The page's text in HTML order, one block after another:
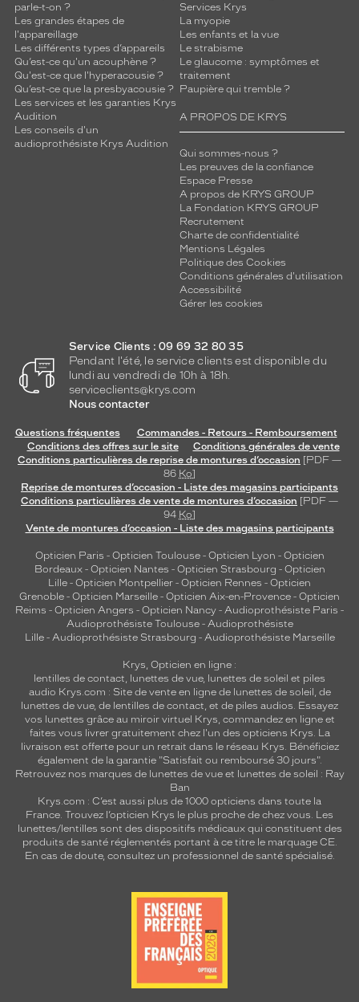
parle-t-on ?
Les grandes étapes de
l'appareillage
Les différents types d’appareils
Qu’est-ce qu'un acouphène ?
Qu'est-ce que l'hyperacousie ?
Qu’est-ce que la presbyacousie ?
Les services et les garanties Krys
Audition
Les conseils d'un
audioprothésiste Krys Audition
Services Krys
La myopie
Les enfants et la vue
Le strabisme
Le glaucome : symptômes et
traitement
Paupière qui tremble ?
A PROPOS DE KRYS
Qui sommes-nous ?
Les preuves de la confiance
Espace Presse
A propos de KRYS GROUP
La Fondation KRYS GROUP
Recrutement
Charte de confidentialité
Mentions Légales
Politique des Cookies
Conditions générales d'utilisation
Accessibilité
Gérer les cookies
Service Clients : 09 69 32 80 35
Pendant l'été, le service clients est disponible du
lundi au vendredi de 10h à 18h.
serviceclients@krys.com
Nous contacter
Questions fréquentes
Commandes - Retours - Remboursement
Conditions des offres sur le site
Conditions générales de vente
Conditions particulières de reprise de montures d’occasion [PDF —
86 Ko]
Reprise de montures d’occasion - Liste des magasins participants
Conditions particulières de vente de montures d’occasion [PDF —
94 Ko]
Vente de montures d’occasion - Liste des magasins participants
Opticien Paris - Opticien Toulouse- Opticien Lyon - Opticien
Bordeaux- Opticien Nantes - Opticien Strasbourg - Opticien
Lille - Opticien Montpellier - Opticien Rennes - Opticien
Grenoble - Opticien Marseille - Opticien Aix-en-Provence - Opticien
Reims - Opticien Angers - Opticien Nancy - Audioprothésiste Paris -
Audioprothésiste Toulouse- Audioprothésiste
Lille- Audioprothésiste Strasbourg - Audioprothésiste Marseille
Krys, Opticien en ligne :
lentilles de contact, lunettes de vue, lunettes de soleil et piles
audio Krys.com : Site de vente en ligne de lunettes de soleil, de
lunettes de vue, de lentilles de contact, et de piles audios. Essayez
vos lunettes grâce au miroir virtuel Krys, commandez en ligne et
faites vous livrer gratuitement chez l'un des opticiens Krys. La
livraison est offerte pour un retrait dans le réseau Krys. Bénéficiez
également de la garantie "Satisfait ou remboursé 30 jours".
Retrouvez nos marques de lunettes de vue et lunettes de soleil : Ray
Ban
Krys.com : C’est aussi plus de 1000 opticiens dans toute la
France. Trouvez l’opticien Krys le plus proche de chez vous. Les
lunettes/lentilles sont des dispositifs médicaux qui constituent des
produits de santé réglementés portant à ce titre le marquage CE.
En cas de doute, consultez un professionnel de santé spécialisé.